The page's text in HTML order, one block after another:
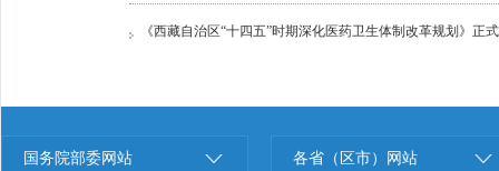
《西藏自治区“十四五”时期深化医药卫生体制改革规划》正
国务院部委网站 各省（区市）网站